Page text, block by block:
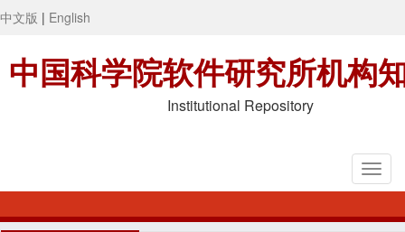
中文版 | English
中国科学院软件研究所机构
Institutional Repository